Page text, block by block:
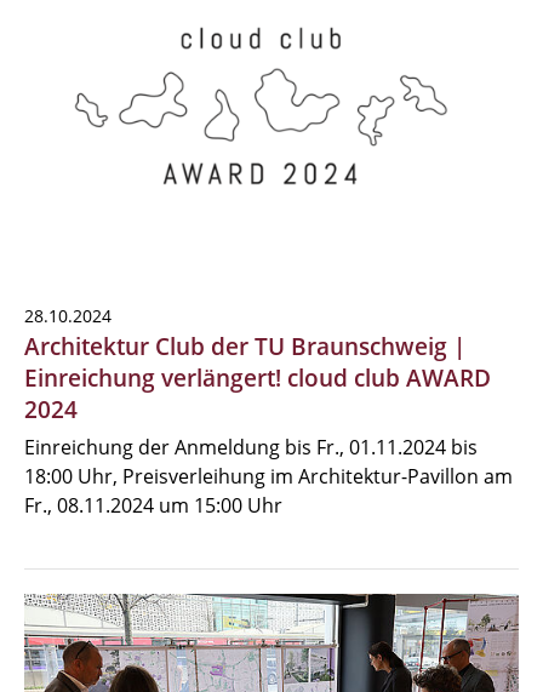
28.10.2024
Architektur Club der TU Braunschweig |
Einreichung verlängert! cloud club AWARD
2024
Einreichung der Anmeldung bis Fr., 01.11.2024 bis
18:00 Uhr, Preisverleihung im Architektur-Pavillon am
Fr., 08.11.2024 um 15:00 Uhr